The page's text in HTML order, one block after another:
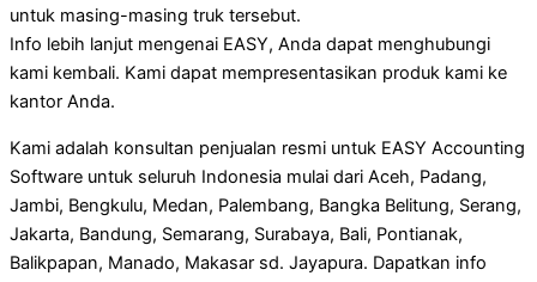
untuk masing-masing truk tersebut.
Info lebih lanjut mengenai EASY, Anda dapat menghubungi
kami kembali. Kami dapat mempresentasikan produk kami ke
kantor Anda.
Kami adalah konsultan penjualan resmi untuk EASY Accounting
Software untuk seluruh Indonesia mulai dari Aceh, Padang,
Jambi, Bengkulu, Medan, Palembang, Bangka Belitung, Serang,
Jakarta, Bandung, Semarang, Surabaya, Bali, Pontianak,
Balikpapan, Manado, Makasar sd. Jayapura. Dapatkan info